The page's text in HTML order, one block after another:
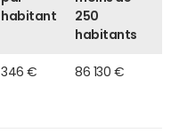
habitant
250
habitants
346 € 86 130 €